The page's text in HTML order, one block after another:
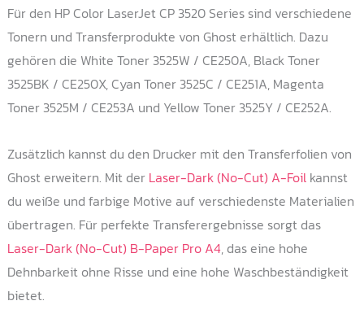
Für den HP Color LaserJet CP 3520 Series sind verschiedene
Tonern und Transferprodukte von Ghost erhältlich. Dazu
gehören die White Toner 3525W / CE250A, Black Toner
3525BK / CE250X, Cyan Toner 3525C / CE251A, Magenta
Toner 3525M / CE253A und Yellow Toner 3525Y / CE252A.
Zusätzlich kannst du den Drucker mit den Transferfolien von
Ghost erweitern. Mit der Laser-Dark (No-Cut) A-Foilkannst
du weiße und farbige Motive auf verschiedenste Materialien
übertragen. Für perfekte Transferergebnisse sorgt das
Laser-Dark (No-Cut) B-Paper Pro A4, das eine hohe
Dehnbarkeit ohne Risse und eine hohe Waschbeständigkeit
bietet.